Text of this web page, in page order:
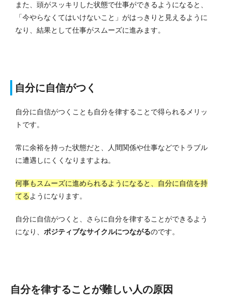
また、頭がスッキリした状態で仕事ができるようになると、
「今やらなくてはいけないこと」がはっきりと見えるように
なり、結果として仕事がスムーズに進みます。
自分に自信がつく
自分に自信がつくことも自分を律することで得られるメリッ
トです。
常に余裕を持った状態だと、人間関係や仕事などでトラブル
に遭遇しにくくなりますよね。
何事もスムーズに進められるようになると、自分に自信を持
てるようになります。
自分に自信がつくと、さらに自分を律することができるよう
になり、 ポジティブなサイクルにつながるのです。
自分を律することが難しい人の原因